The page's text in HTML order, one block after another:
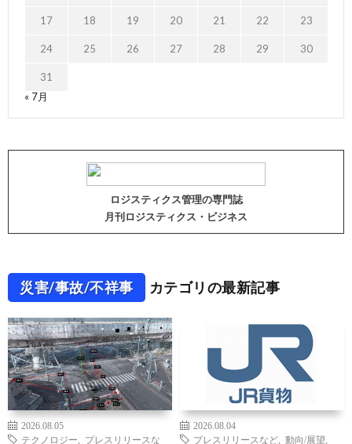
17 18 19 20 21 22 23
24 25 26 27 28 29 30
31
« 7月
ロジスティクス管理の専門誌
月刊ロジスティクス・ビジネス
災害/事故/不祥事 カテゴリの最新記事
2026.08.05
テクノロジー
プレスリリースな
2026.08.04
プレスリリースなど
動向/展望